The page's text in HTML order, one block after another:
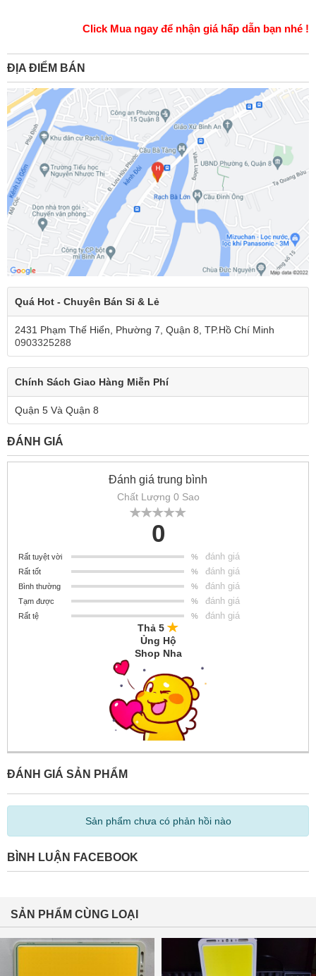
Click Mua ngay để nhận giá hấp dẫn bạn nhé !
ĐỊA ĐIỂM BÁN
Quá Hot - Chuyên Bán Sỉ & Lẻ
2431 Phạm Thế Hiển, Phường 7, Quận 8, TP.Hồ Chí Minh
0903325288
Chính Sách Giao Hàng Miễn Phí
Quận 5 Và Quận 8
ĐÁNH GIÁ
Đánh giá trung bình
Chất Lượng 0 Sao
0
Rất tuyệt vời % đánh giá
Rất tốt % đánh giá
Bình thường % đánh giá
Tạm được % đánh giá
Rất tệ % đánh giá
Thả 5
Ủng Hộ
Shop Nha
ĐÁNH GIÁ SẢN PHẨM
Sản phẩm chưa có phản hồi nào
BÌNH LUẬN FACEBOOK
SẢN PHẨM CÙNG LOẠI